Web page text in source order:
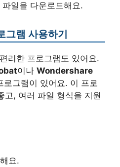
일을 다운로드해요.
그램 사용하기
리한 프로그램도 있어요.
이나 Wondershare
로그램이 있어요. 이 프로
고, 여러 파일 형식을 지원
요.